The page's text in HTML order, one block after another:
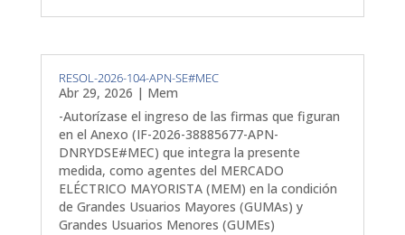
RESOL-2026-104-APN-SE#MEC
Abr 29, 2026 | Mem
-Autorízase el ingreso de las firmas que figuran
en el Anexo (IF-2026-38885677-APN-
DNRYDSE#MEC) que integra la presente
medida, como agentes del MERCADO
ELÉCTRICO MAYORISTA (MEM) en la condición
de Grandes Usuarios Mayores (GUMAs) y
Grandes Usuarios Menores (GUMEs)